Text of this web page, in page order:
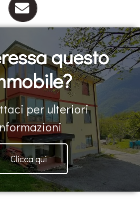
questo
per ulteriori
Clicca qui